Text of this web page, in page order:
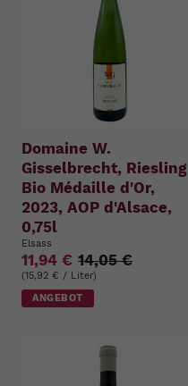
Domaine W.
Gisselbrecht, Riesling
Bio Médaille d'Or,
2023, AOP d'Alsace,
0,75l
Elsass
11,94 € 14,05 €
(15,92 € / Liter)
ANGEBOT